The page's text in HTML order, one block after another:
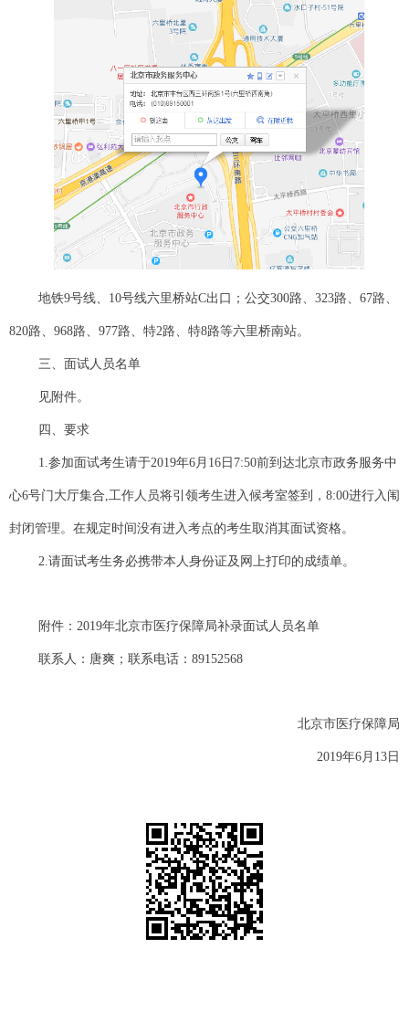
地铁9号线、10号线六里桥站C出口；公交300路、323路、67路、
820路、968路、977路、特2路、特8路等六里桥南站。
三、面试人员名单
见附件。
四、要求
1.参加面试考生请于2019年6月16日7:50前到达北京市政务服务中
心6号门大厅集合,工作人员将引领考生进入候考室签到，8:00进行入闱
封闭管理。在规定时间没有进入考点的考生取消其面试资格。
2.请面试考生务必携带本人身份证及网上打印的成绩单。
附件：2019年北京市医疗保障局补录面试人员名单
联系人：唐爽；联系电话：89152568
北京市医疗保障局
2019年6月13日